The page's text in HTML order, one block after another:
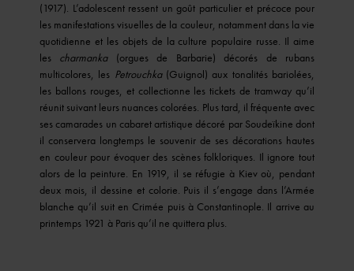
(1917). L’adolescent ressent un goût particulier et précoce pour
les manifestations visuelles de la couleur, notamment dans la vie
quotidienne et les objets de la culture populaire russe. Il aime
les charmanka(orgues de Barbarie) décorés de rubans
multicolores, les Petrouchka(Guignol) aux tonalités bariolées,
les ballons rouges, et collectionne les tickets de tramway qu’il
réunit suivant leurs nuances colorées. Plus tard, il fréquente avec
ses camarades un cabaret artistique décoré par Soudeïkine dont
il conservera longtemps le souvenir de ses décorations hautes
en couleur pour évoquer des scènes folkloriques. Il ignore tout
alors de la peinture. En 1919, il se réfugie à Kiev où, pendant
deux mois, il dessine et colorie. Puis il s’engage dans l’Armée
blanche qu’il suit en Crimée puis à Constantinople. Il arrive au
printemps 1921 à Paris qu’il ne quittera plus.